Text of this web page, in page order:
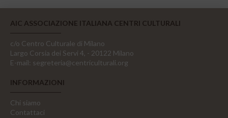
AIC ASSOCIAZIONE ITALIANA CENTRI CULTURALI
c/o Centro Culturale di Milano
Largo Corsia dei Servi 4, - 20122 Milano
E-mail: segreteria@centriculturali.org
INFORMAZIONI
Chi siamo
Contattaci